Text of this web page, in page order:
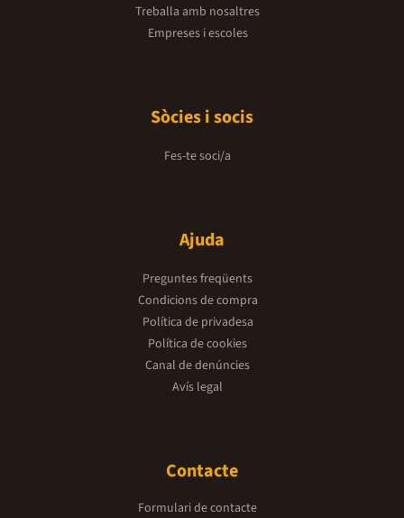
Treballa amb nosaltres
Empreses i escoles
Sòcies i socis
Fes-te soci/a
Ajuda
Preguntes freqüents
Condicions de compra
Política de privadesa
Política de cookies
Canal de denúncies
Avís legal
Contacte
Formulari de contacte